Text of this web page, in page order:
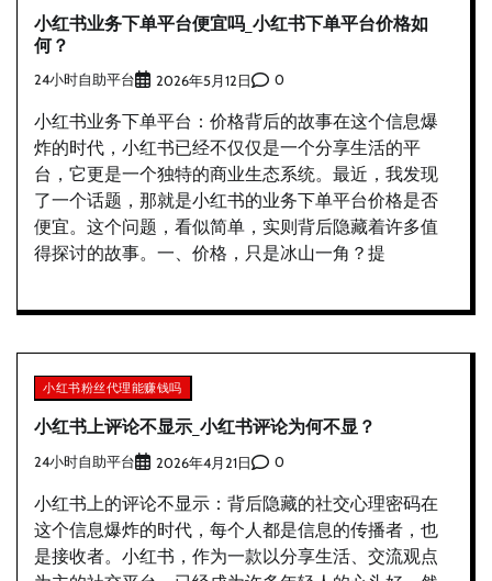
小红书业务下单平台便宜吗_小红书下单平台价格如
何？
24小时自助平台 2026年5月12日 0
小红书业务下单平台：价格背后的故事在这个信息爆
炸的时代，小红书已经不仅仅是一个分享生活的平
台，它更是一个独特的商业生态系统。最近，我发现
了一个话题，那就是小红书的业务下单平台价格是否
便宜。这个问题，看似简单，实则背后隐藏着许多值
得探讨的故事。一、价格，只是冰山一角？提
小红书粉丝代理能赚钱吗
小红书上评论不显示_小红书评论为何不显？
24小时自助平台 2026年4月21日 0
小红书上的评论不显示：背后隐藏的社交心理密码在
这个信息爆炸的时代，每个人都是信息的传播者，也
是接收者。小红书，作为一款以分享生活、交流观点